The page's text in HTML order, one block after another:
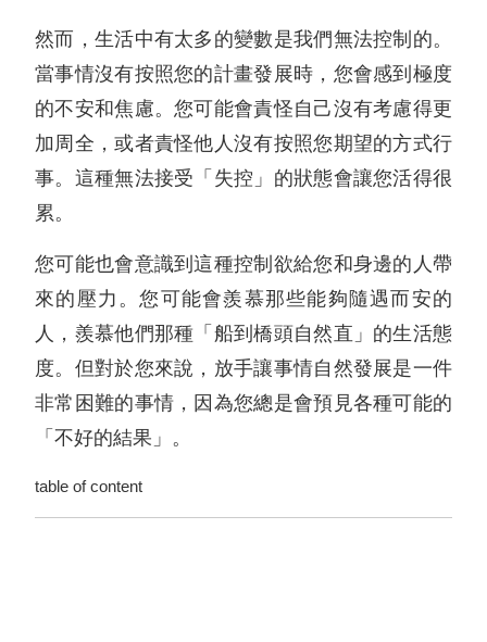
然而，生活中有太多的變數是我們無法控制的。
當事情沒有按照您的計畫發展時，您會感到極度
的不安和焦慮。您可能會責怪自己沒有考慮得更
加周全，或者責怪他人沒有按照您期望的方式行
事。這種無法接受「失控」的狀態會讓您活得很
累。
您可能也會意識到這種控制欲給您和身邊的人帶
來的壓力。您可能會羨慕那些能夠隨遇而安的
人，羨慕他們那種「船到橋頭自然直」的生活態
度。但對於您來說，放手讓事情自然發展是一件
非常困難的事情，因為您總是會預見各種可能的
「不好的結果」。
table of content